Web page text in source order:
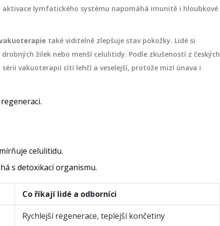
aktivace lymfatického systému napomáhá imunitě i hloubkové
také viditelně zlepšuje stav pokožky. Lidé si
žilek nebo menší celulitidy. Podle zkušeností z českých
vakuoterapií cítí lehčí a veselejší, protože mizí únava i
celulitidu.
s detoxikací organismu.
Co říkají lidé a odborníci
Rychlejší regenerace, teplejší končetiny